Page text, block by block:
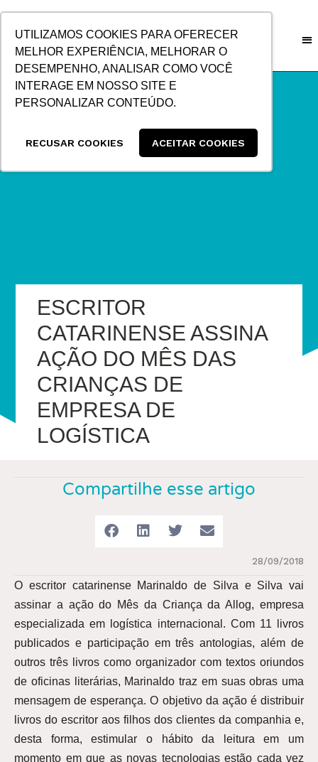
UTILIZAMOS COOKIES PARA OFERECER
MELHOR EXPERIÊNCIA, MELHORAR O
DESEMPENHO, ANALISAR COMO VOCÊ
INTERAGE EM NOSSO SITE E
PERSONALIZAR CONTEÚDO.
RECUSAR COOKIES ACEITAR COOKIES
CONTEÚDO
ESCRITOR
CATARINENSE ASSINA
AÇÃO DO MÊS DAS
CRIANÇAS DE
EMPRESA DE
LOGÍSTICA
Compartilhe esse artigo
28/09/2018
O escritor catarinense Marinaldo de Silva e Silva vai
assinar a ação do Mês da Criança da Allog, empresa
especializada em logística internacional. Com 11 livros
publicados e participação em três antologias, além de
outros três livros como organizador com textos oriundos
de oficinas literárias, Marinaldo traz em suas obras uma
mensagem de esperança. O objetivo da ação é distribuir
livros do escritor aos filhos dos clientes da companhia e,
desta forma, estimular o hábito da leitura em um
momento em que as novas tecnologias estão cada vez